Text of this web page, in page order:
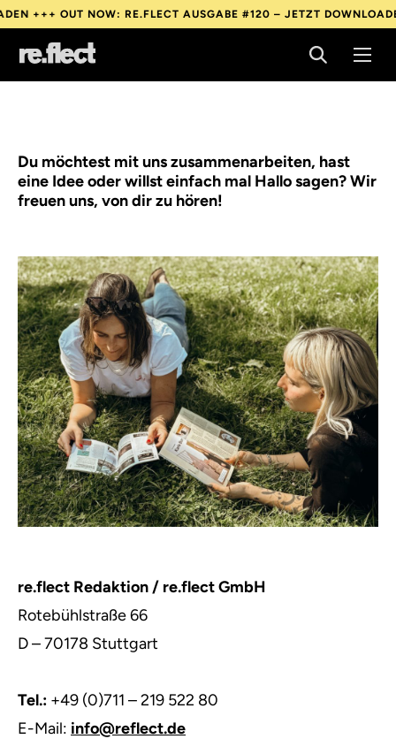
+++OUT NOW: RE.FLECT AUSGABE #120 – JETZT
OUT NOW: RE.FLECT AUSGABE #120 – JETZT
Du möchtest mit uns zusammenarbeiten, hast
eine Idee oder willst einfach mal Hallo sagen? Wir
freuen uns, von dir zu hören!
re.flect Redaktion / re.flect GmbH
Rotebühlstraße 66
D – 70178 Stuttgart
Tel.: +49 (0)711 – 219 522 80
E-Mail: info@reflect.de